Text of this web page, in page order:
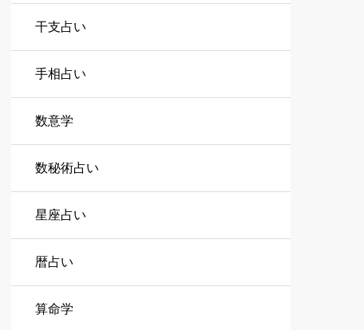
干支占い
手相占い
数意学
数秘術占い
星座占い
暦占い
算命学